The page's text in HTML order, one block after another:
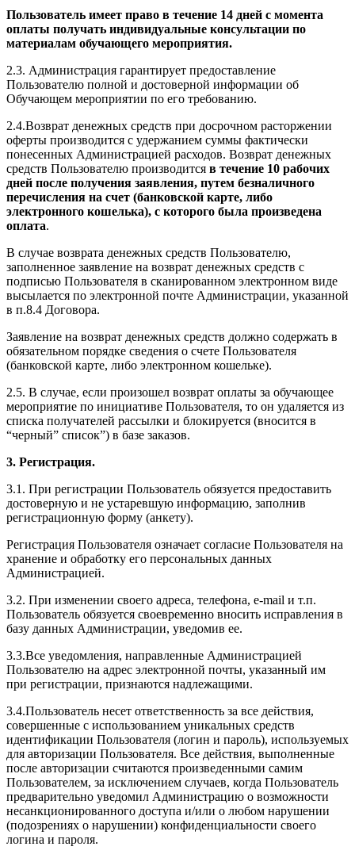
Пользователь имеет право в течение 14 дней с момента
оплаты получать индивидуальные консультации по
материалам обучающего мероприятия.
2.3. Администрация гарантирует предоставление
Пользователю полной и достоверной информации об
Обучающем мероприятии по его требованию.
2.4.Возврат денежных средств при досрочном расторжении
оферты производится с удержанием суммы фактически
понесенных Администрацией расходов. Возврат денежных
средств Пользователю производится в течение 10 рабочих
дней после получения заявления, путем безналичного
перечисления на счет (банковской карте, либо
электронного кошелька), с которого была произведена
оплата.
В случае возврата денежных средств Пользователю,
заполненное заявление на возврат денежных средств с
подписью Пользователя в сканированном электронном виде
высылается по электронной почте Администрации, указанной
в п.8.4 Договора.
Заявление на возврат денежных средств должно содержать в
обязательном порядке сведения о счете Пользователя
(банковской карте, либо электронном кошельке).
2.5. В случае, если произошел возврат оплаты за обучающее
мероприятие по инициативе Пользователя, то он удаляется из
списка получателей рассылки и блокируется (вносится в
“черный” список”) в базе заказов.
3. Регистрация.
3.1. При регистрации Пользователь обязуется предоставить
достоверную и не устаревшую информацию, заполнив
регистрационную форму (анкету).
Регистрация Пользователя означает согласие Пользователя на
хранение и обработку его персональных данных
Администрацией.
3.2. При изменении своего адреса, телефона, e-mail и т.п.
Пользователь обязуется своевременно вносить исправления в
базу данных Администрации, уведомив ее.
3.3.Все уведомления, направленные Администрацией
Пользователю на адрес электронной почты, указанный им
при регистрации, признаются надлежащими.
3.4.Пользователь несет ответственность за все действия,
совершенные с использованием уникальных средств
идентификации Пользователя (логин и пароль), используемых
для авторизации Пользователя. Все действия, выполненные
после авторизации считаются произведенными самим
Пользователем, за исключением случаев, когда Пользователь
предварительно уведомил Администрацию о возможности
несанкционированного доступа и/или о любом нарушении
(подозрениях о нарушении) конфиденциальности своего
логина и пароля.